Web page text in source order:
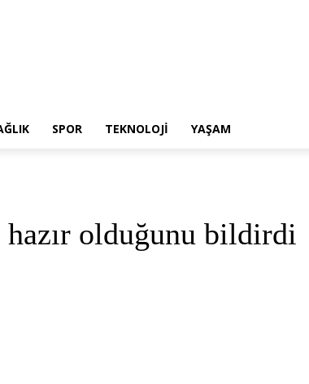
SPOR TEKNOLOJI YAŞAM
olduğunu bildirdi